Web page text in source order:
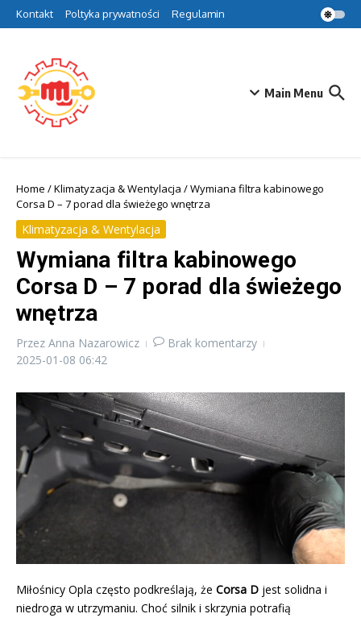
Przejdź do treści
Kontakt Poltyka prywatności Regulamin
Main Menu
Home /Klimatyzacja & Wentylacja /Wymiana filtra kabinowego
Corsa D – 7 porad dla świeżego wnętrza
Klimatyzacja & Wentylacja
Wymiana filtra kabinowego
Corsa D – 7 porad dla świeżego
wnętrza
Przez Anna Nazarowicz
Brak komentarzy
2025-01-08 06:42
Miłośnicy Opla często podkreślają, że Corsa D jest solidna i
niedroga w utrzymaniu. Choć silnik i skrzynia potrafią